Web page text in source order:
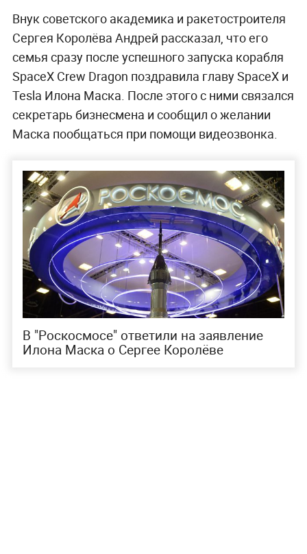
Внук советского академика и ракетостроителя
Сергея Королёва Андрей рассказал, что его
семья сразу после успешного запуска корабля
SpaceX Crew Dragon поздравила главу SpaceX и
Tesla Илона Маска. После этого с ними связался
секретарь бизнесмена и сообщил о желании
Маска пообщаться при помощи видеозвонка.
В "Роскосмосе" ответили на заявление
Илона Маска о Сергее Королёве